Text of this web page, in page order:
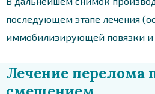
последующем этапе лечения
иммобилизирующей повязки и
Лечение перелома